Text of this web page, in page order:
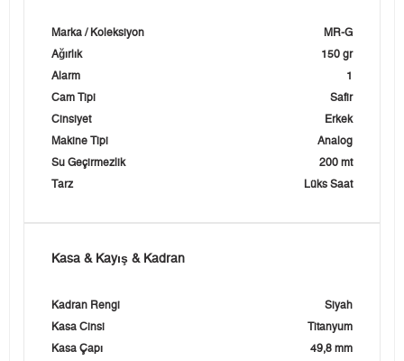
Marka / Koleksiyon
MR-G
Ağırlık
150 gr
Alarm
1
Cam Tipi
Safir
Cinsiyet
Erkek
Makine Tipi
Analog
Su Geçirmezlik
200 mt
Tarz
Lüks Saat
Kasa & Kayış & Kadran
Kadran Rengi
Siyah
Kasa Cinsi
Titanyum
Kasa Çapı
49,8 mm